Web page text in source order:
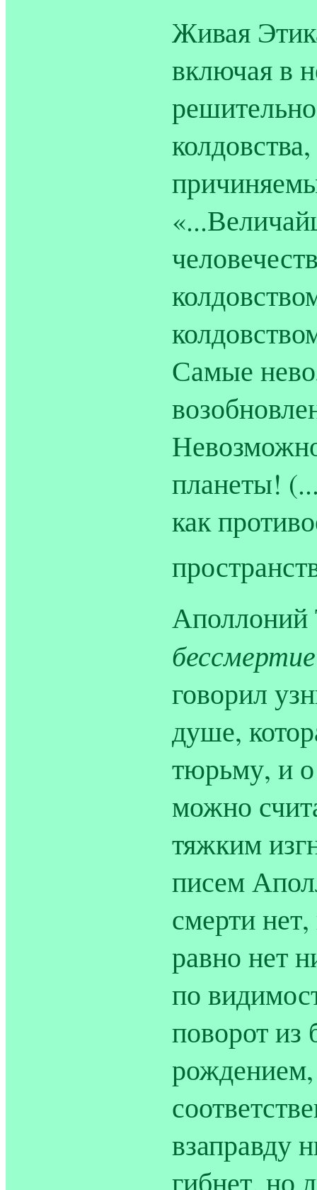
Живая
включая в
Самые
планеты!
как
Аполлоний
говорил
душе,
тюрьму, и
можно
тяжким
писем
смерти
равно нет
по
поворот из
взаправду
гибнет, но